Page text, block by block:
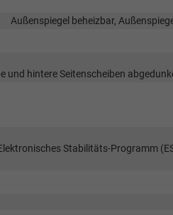
Außenspiegel beheizbar,
und hintere Seitenscheiben
Stabilitäts-Programm